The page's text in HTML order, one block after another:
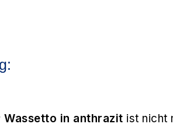
Wassetto in anthrazit ist nicht